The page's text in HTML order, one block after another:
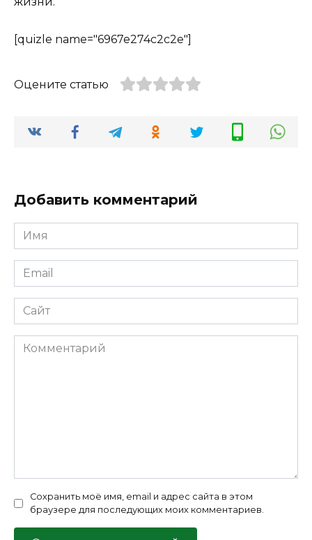
[quizle name="6967e274c2c2e"]
Оцените статью
Добавить комментарий
Имя
*
Email
*
Сайт
Комментарий
Сохранить моё имя, email и адрес сайта в этом
браузере для последующих моих комментариев.